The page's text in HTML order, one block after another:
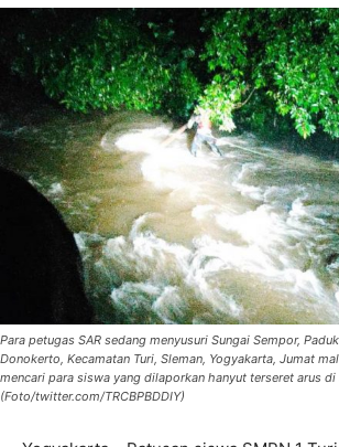
Para petugas SAR sedang menyusuri Sungai Sempor,
Donokerto, Kecamatan Turi, Sleman, Yogyakarta, Jumat
mencari para siswa yang dilaporkan hanyut terseret arus
(Foto/twitter.com/TRCBPBDDIY)